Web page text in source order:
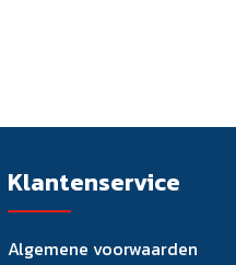
Klantenservice
Algemene voorwaarden